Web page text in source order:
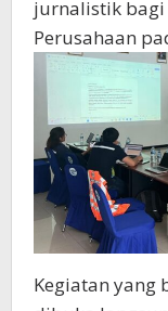
jurnalistik bagi
Perusahaan
Kegiatan yang